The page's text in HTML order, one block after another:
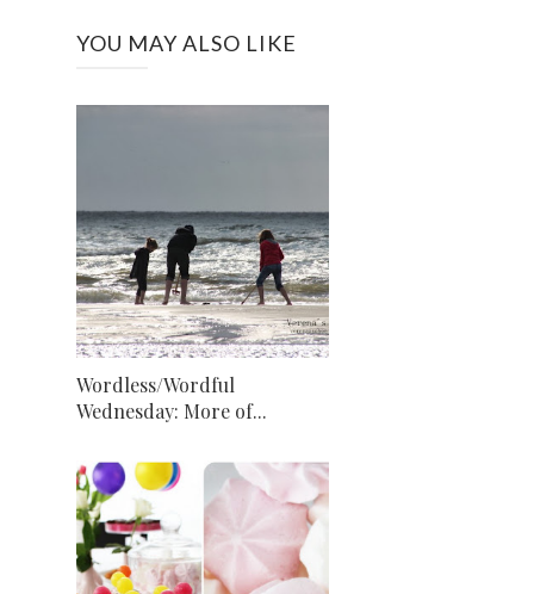
YOU MAY ALSO LIKE
Wordless/Wordful
Wednesday: More of...